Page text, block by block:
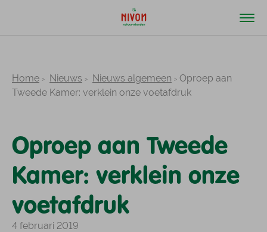
Home Nieuws Nieuws algemeen
Oproep aan
Tweede Kamer: verklein onze voetafdruk
Oproep aan Tweede
Kamer: verklein onze
voetafdruk
4 februari 2019